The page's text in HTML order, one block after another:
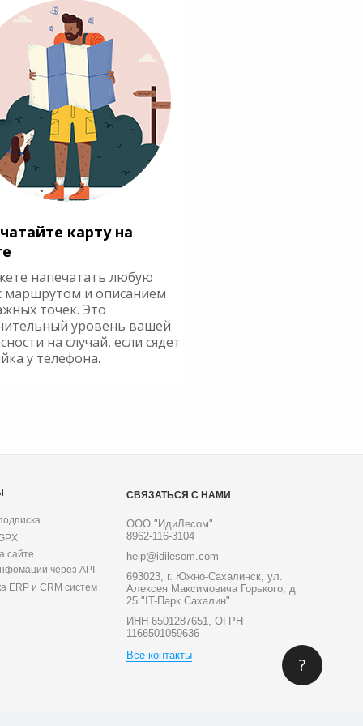
карту на
напечатать любую
маршрутом и описанием
точек. Это
уровень вашей
на случай, если сядет
у телефона.
сайте
через API
ERP и CRM систем
СВЯЗАТЬСЯ С НАМИ
ООО "ИдиЛесом"
8962-116-3104
help@idilesom.com
693023, г. Южно-Сахалинск, ул.
Алексея Максимовича Горького, д
25 "IT-Парк Сахалин"
ИНН 6501287651, ОГРН
1166501059636
Все контакты
?